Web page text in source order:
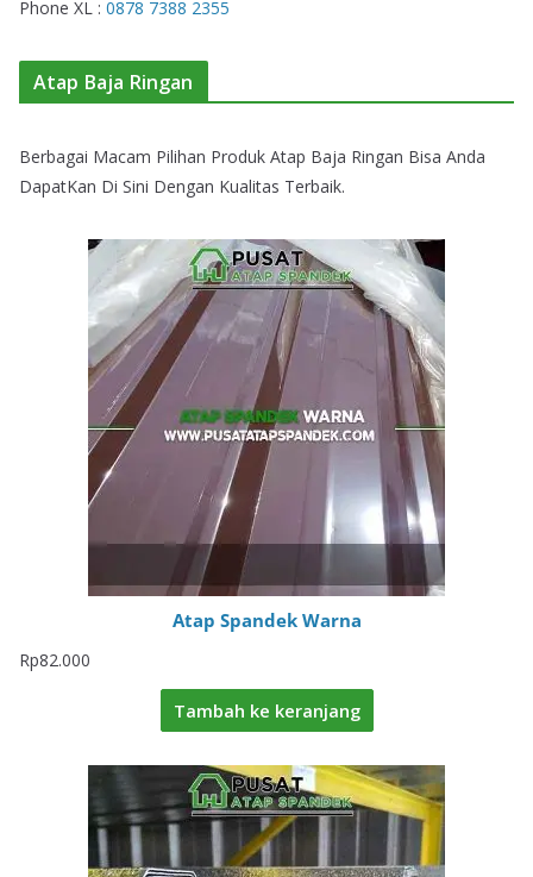
Phone XL : 0878 7388 2355
Atap Baja Ringan
Berbagai Macam Pilihan Produk Atap Baja Ringan Bisa Anda
DapatKan Di Sini Dengan Kualitas Terbaik.
Atap Spandek Warna
Rp82.000
Tambah ke keranjang